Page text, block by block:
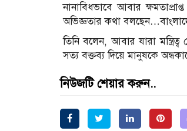
নানাবিধভাবে আবার
অভিজ্ঞতার কথা
তিনি বলেন, আবার যারা
সত্য বক্তব্য দিয়ে মানুষকে
নিউজটি শেয়ার করুন..